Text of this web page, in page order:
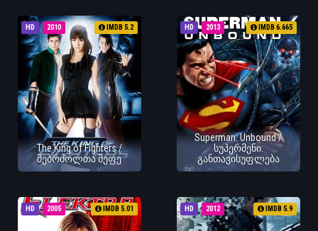
HD 2010 IMDB 5.2
The King of Fighters /
მებრძოლთა მეფე
HD 2013 IMDB 6.665
Superman: Unbound /
სუპერმენი:
განთავისუფლება
HD 2005 IMDB 5.01 HD 2012 IMDB 5.9